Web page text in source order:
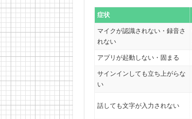
症状
マイクが認識されない・録音さ
れない
アプリが起動しない・固まる
サインインしても立ち上がらな
い
話しても文字が入力されない